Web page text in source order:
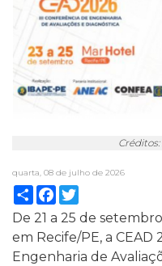
quarta, 08 de julho de 2026
Compartilhar
Facebook
De 21 a 25 de
em Recife/PE, a CEAD
Engenharia de